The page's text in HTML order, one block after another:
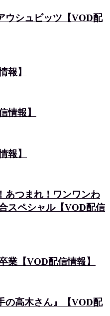
ウシュビッツ【VOD配
報】
情報】
報】
あつまれ！ワンワンわ
スペシャル【VOD配信
業【VOD配信情報】
の高木さん』【VOD配